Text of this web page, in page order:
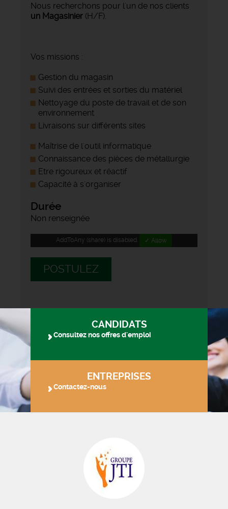
Nous recherchons pour l'un de nos clients
un Magasinier (H/F).
Vos missions :
Gestion du magasin
Suivi des entrées et sorties du matériel
Nettoyage du poste de travail et de son
environnement
Livraisons sur différents sites
Maîtrise de l'outil informatique
Connaissance des pièces de métallurgie
Etre rigoureux et réactif
Capacité à s'organiser
Durée
Non renseignée
AddToAny (share) is disabled. ✓ Allow
POSTULEZ
CANDIDATS
Consultez nos offres d'emploi
ENTREPRISES
Contactez-nous